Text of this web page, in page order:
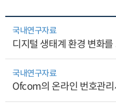
국내연구자료
디지털 생태계 환경 변화
국내연구자료
Ofcom의 온라인 번호관